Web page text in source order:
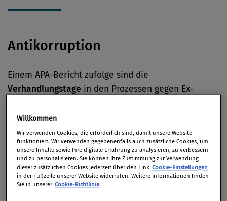
Antikorruption
Einem APA-Bericht zufolge sind die
Verhandlungstage in den Prozessen gegen Ex-
Mensdorff-Pouilly nun festgelegt worden.
Online)
Code of Conduct
Willkommen
Wir verwenden Cookies, die erforderlich sind, damit unsere Website
funktioniert. Wir verwenden gegebenenfalls auch zusätzliche Cookies, um
unsere Inhalte sowie Ihre digitale Erfahrung zu analysieren, zu verbessern
und zu personalisieren. Sie können Ihre Zustimmung zur Verwendung
dieser zusätzlichen Cookies jederzeit über den Link Cookie-Einstellungen
in der Fußzeile unserer Website widerrufen. Weitere Informationen finden
Sie in unserer Cookie-Richtlinie.